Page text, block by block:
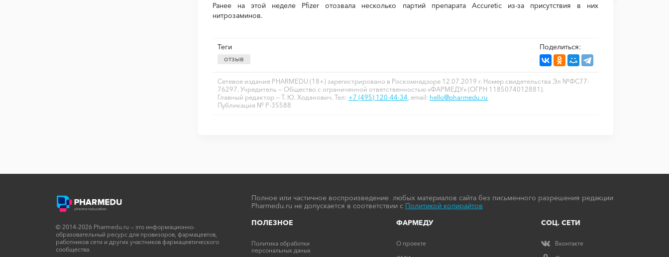
Ранее на этой неделе Pfizer отозвала несколько партий препарата Accuretic из-за присутствия в них
нитрозаминов.
Теги
отзыв
Поделиться:
Сетевое издание PHARMEDU (18+) зарегистрировано в Роскомнадзоре 12.07.2019 г. Номер свидетельства Эл №ФС77-
76297. Учредитель — Общество с ограниченной ответственностью «ФАРМЕДУ» (ОГРН 1185074012881).
Главный редактор — Т. Ю. Ходанович. Тел: +7 (495) 120-44-34 , email: hello@pharmedu.ru
Публикация № P-35588
© 2014-2026 Pharmedu.ru — это информационно-
образовательный ресурс для провизоров, фармацевтов,
работников сети и других участников фармацевтического
сообщества.
Полное или частичное воспроизведение любых материалов сайта без письменного разрешения редакции
Pharmedu.ru не допускается в соответствии с Политикой копирайтов
ПОЛЕЗНОЕ
Политика обработки
персональных даных
ФАРМЕДУ
О проекте
СОЦ. СЕТИ
Вконтакте